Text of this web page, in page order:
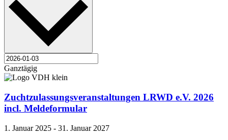
Ganztägig
Zuchtzulassungsveranstaltungen LRWD e.V. 2026
incl. Meldeformular
1. Januar 2025 - 31. Januar 2027